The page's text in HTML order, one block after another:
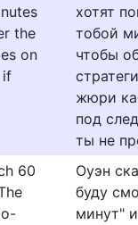
the
on
if
хотят
тобой
чтобы
жюри
под
ты не
60
Оуэн
буду
минут"